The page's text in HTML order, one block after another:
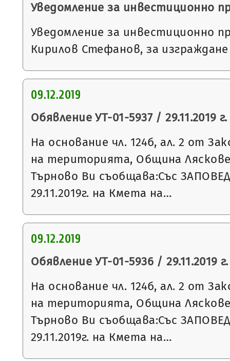
Уведомление за инвестиционно
Уведомление за инвестиционно
Кирилов Стефанов, за
09.12.2019
Обявление УТ-01-5937 / 29.11.2019 г.
На основание чл. 124б, ал. 2 от
на територията, Община
Търново Ви съобщава:Със
29.11.2019г. на Кмета на…
09.12.2019
Обявление УТ-01-5936 / 29.11.2019 г.
На основание чл. 124б, ал. 2 от
на територията, Община
Търново Ви съобщава:Със
29.11.2019г. на Кмета на…